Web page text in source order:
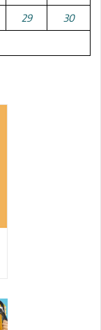
29 30